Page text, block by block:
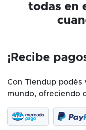
todas en
¡Recibe
Con Tiendup podés
mundo, ofreciendo